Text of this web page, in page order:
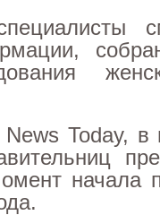
Today,
начала